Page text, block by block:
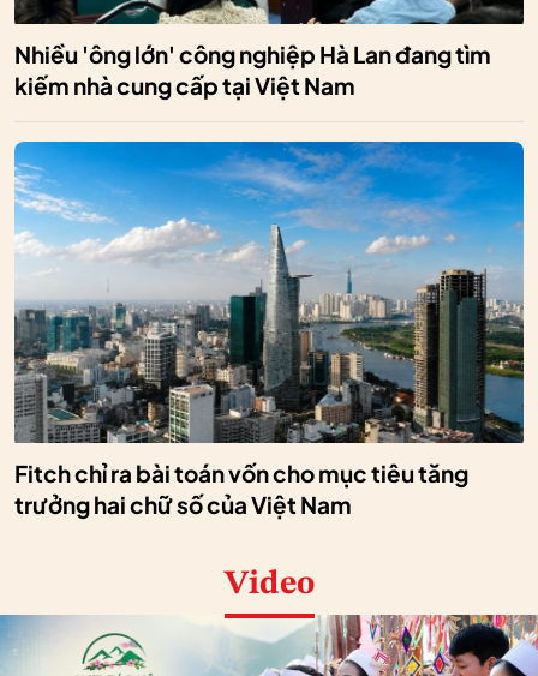
Nhiều 'ông lớn' công nghiệp Hà Lan đang tìm
kiếm nhà cung cấp tại Việt Nam
Fitch chỉ ra bài toán vốn cho mục tiêu tăng
trưởng hai chữ số của Việt Nam
Video